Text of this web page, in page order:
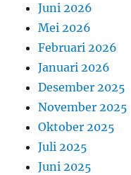
Juni 2026
Mei 2026
Februari 2026
Januari 2026
Desember 2025
November 2025
Oktober 2025
Juli 2025
Juni 2025